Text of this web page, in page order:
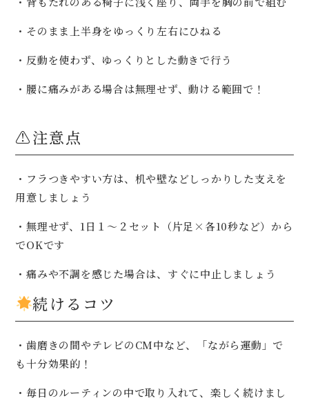
・そのまま上半身をゆっくり左右にひねる
・反動を使わず、ゆっくりとした動きで行う
・腰に痛みがある場合は無理せず、動ける範囲で！
⚠注意点
・フラつきやすい方は、机や壁などしっかりした支えを
用意しましょう
・無理せず、1日１～２セット（片足×各10秒など）から
でOKです
・痛みや不調を感じた場合は、すぐに中止しましょう
続けるコツ
・歯磨きの間やテレビのCM中など、「ながら運動」で
も十分効果的！
・毎日のルーティンの中で取り入れて、楽しく続けまし